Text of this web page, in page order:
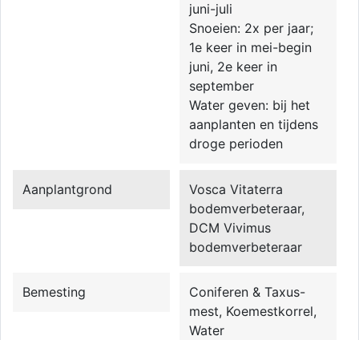
juni-juli
Snoeien: 2x per jaar;
1e keer in mei-begin
juni, 2e keer in
september
Water geven: bij het
aanplanten en tijdens
droge perioden
Aanplantgrond
Vosca Vitaterra
bodemverbeteraar,
DCM Vivimus
bodemverbeteraar
Bemesting
Coniferen & Taxus-
mest, Koemestkorrel,
Water